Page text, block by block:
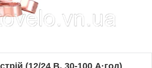
(12/24 В, 30-100 А·год)